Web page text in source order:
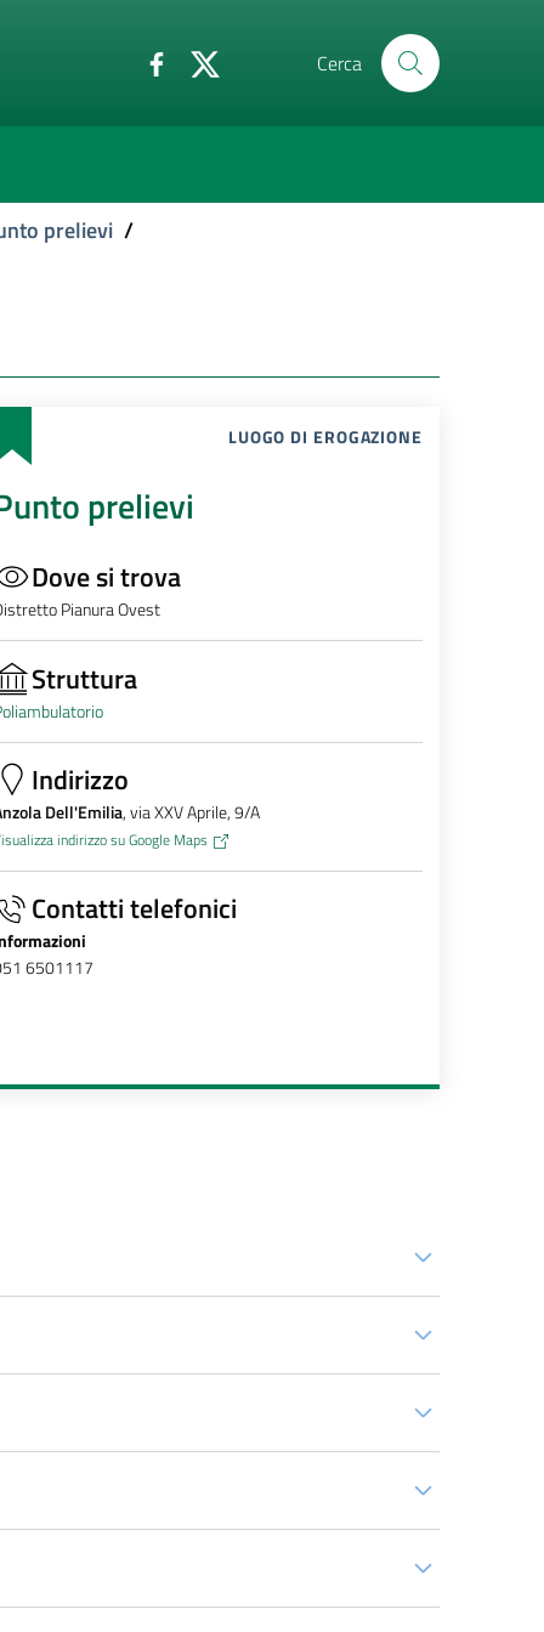
Cerca
prelievi /
LUOGO DI EROGAZIONE
prelievi
Dove si trova
Pianura Ovest
Struttura
Indirizzo
Dell'Emilia, via XXV Aprile, 9/A
indirizzo su Google Maps
Contatti telefonici
6501117